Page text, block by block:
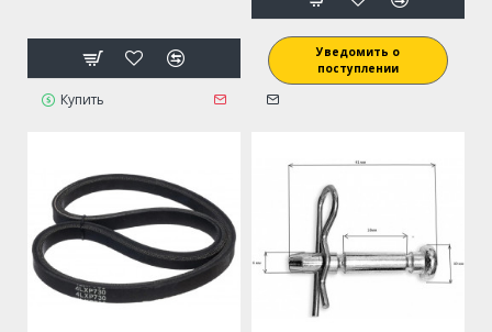
Купить
Уведомить о
поступлении